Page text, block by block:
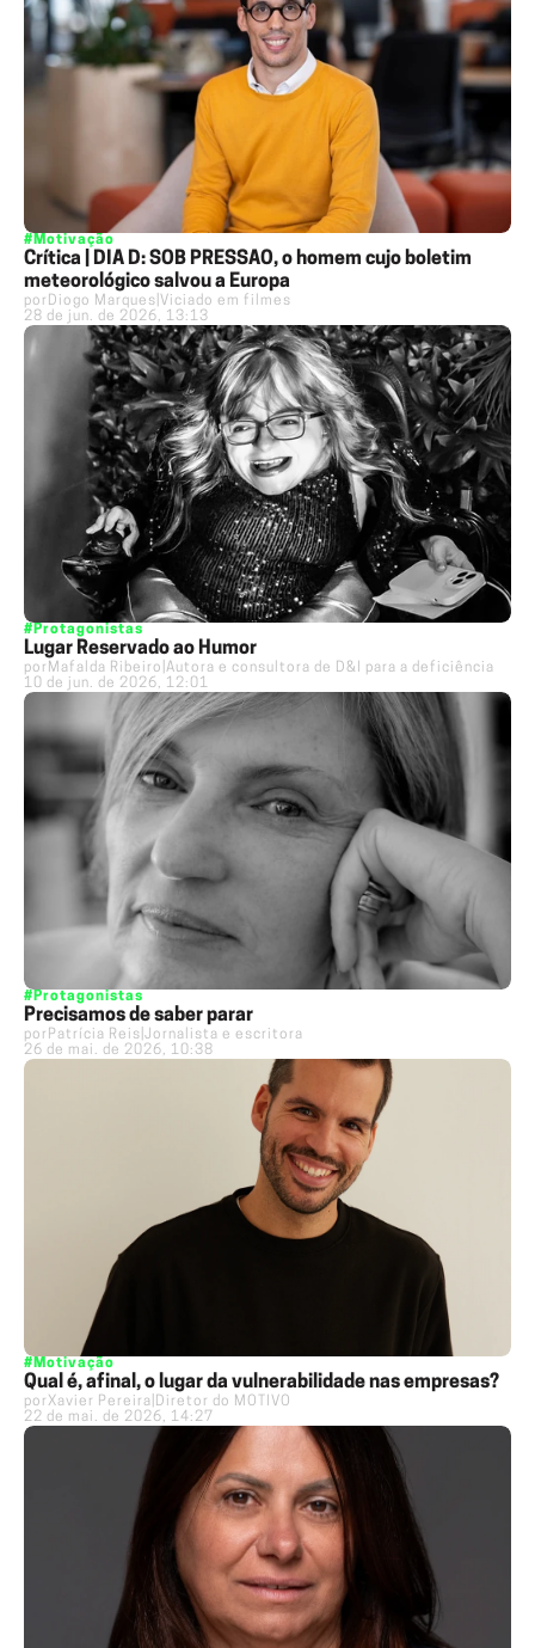
#Motivação
Crítica | DIA D: SOB PRESSÃO, o homem cujo boletim
meteorológico salvou a Europa
por Diogo Marques Viciado em filmes
28 de jun. de 2026, 13:13
#Protagonistas
Lugar Reservado ao Humor
por Mafalda Ribeiro Autora e consultora de D&I para a deficiência
10 de jun. de 2026, 12:01
#Protagonistas
Precisamos de saber parar
por Patrícia Reis Jornalista e escritora
26 de mai. de 2026, 10:38
#Motivação
Qual é, afinal, o lugar da vulnerabilidade nas empresas?
porXavier Pereira Diretor do MOTIVO
22 de mai. de 2026, 14:27